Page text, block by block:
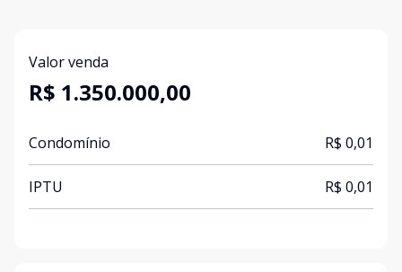
Valor venda
R$ 1.350.000,00
Condomínio R$ 0,01
IPTU R$ 0,01